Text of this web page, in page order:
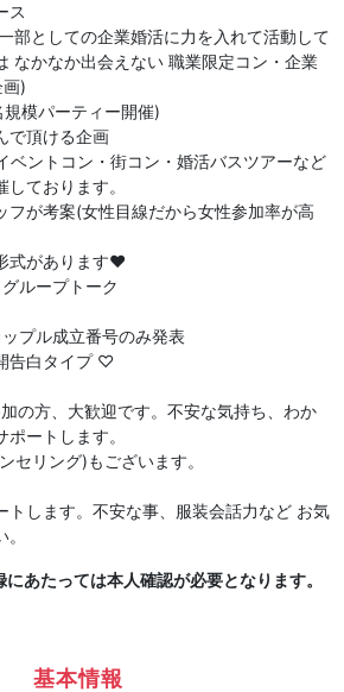
ス
部としての企業婚活に力を入れて活動して
なかなか出会えない 職業限定コン・企業
)
模パーティー開催)
で頂ける企画
ベントコン・街コン・婚活バスツアーなど
ております。
フが考案(女性目線だから女性参加率が高
式があります❤︎
ループトーク
プル成立番号のみ発表
告白タイプ ♡
の方、大歓迎です。不安な気持ち、わか
ートします。
セリング)もございます。
トします。不安な事、服装会話力など お気
あたっては本人確認が必要となります。
基本情報